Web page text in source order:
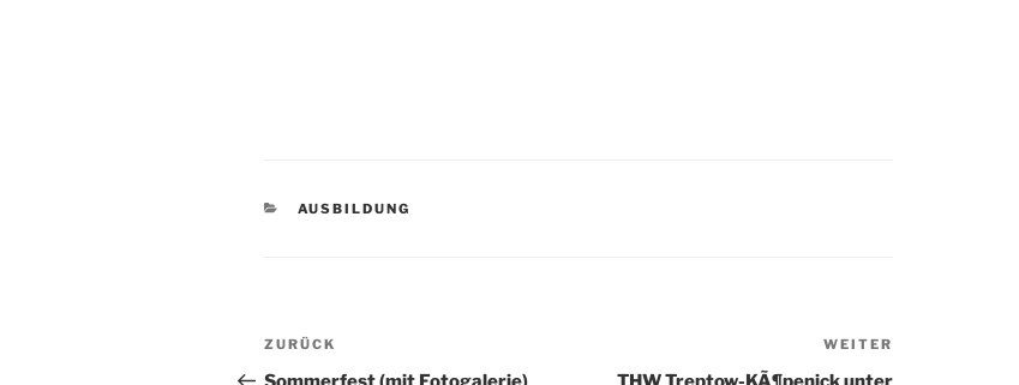
KATEGORIEN
AUSBILDUNG
Beitragsnavigation
Vorheriger
Beitrag
ZURÜCK
Beitrag
WEITER